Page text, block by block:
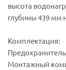
высота
глубины 439 мм
Комплектация:
Монтажный